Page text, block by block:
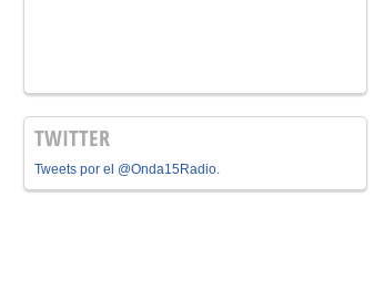
TWITTER
Tweets por el @Onda15Radio.